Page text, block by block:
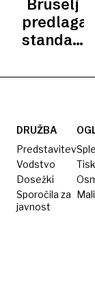
dioksida
doslej
Bruselj
predlaga
standard
za
motornih
vozil
DRUŽBA
Predstavitev
Vodstvo
Dosežki
Sporočila za
javnost